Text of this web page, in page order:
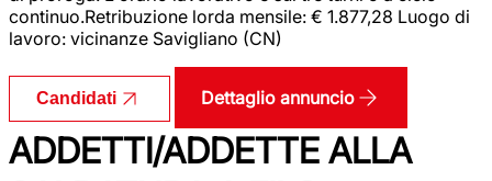
continuo.Retribuzione lorda mensile: € 1.877,28 Luogo di
lavoro: vicinanze Savigliano (CN)
Candidati Dettaglio annuncio
ADDETTI/ADDETTE ALLA